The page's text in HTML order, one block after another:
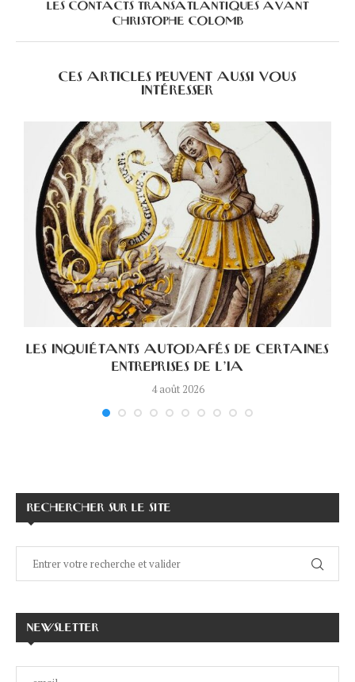
LES CONTACTS TRANSATLANTIQUES AVANT
CHRISTOPHE COLOMB
CES ARTICLES PEUVENT AUSSI VOUS
INTÉRESSER
LES INQUIÉTANTS AUTODAFÉS DE CERTAINES
ENTREPRISES DE L’IA
4 août 2026
RECHERCHER SUR LE SITE
NEWSLETTER